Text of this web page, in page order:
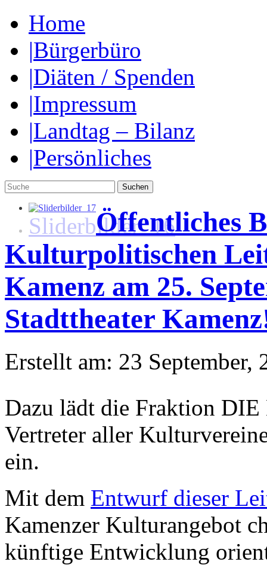
Home
|Bürgerbüro
|Diäten / Spenden
|Impressum
|Landtag – Bilanz
|Persönliches
Öffentliches
Kulturpolitischen
Kamenz am 25.
Stadttheater
Erstellt am: 23 September,
Dazu lädt die Fraktion
Vertreter aller
ein.
Mit dem Entwurf dieser
Kamenzer Kulturangebot
künftige Entwicklung